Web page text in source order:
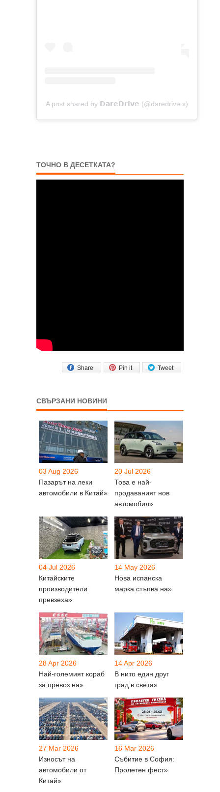
A post shared by 𝗗𝗮𝗿𝗲𝗗𝗿𝗶𝘃𝗲 (@daredrive.x)
ТОЧНО В ДЕСЕТКАТА?
Tweet
Pin it
Share
СВЪРЗАНИ НОВИНИ
03 Aug 2026
Пазарът на леки
автомобили в Китай»
20 Jul 2026
Това е най-
продаваният нов
автомобил»
04 Jul 2026
Китайските
производители
превзеха»
14 May 2026
Нова испанска
марка стъпва на»
28 Apr 2026
Най-големият кораб
за превоз на»
14 Apr 2026
В нито един друг
град в света»
27 Mar 2026
Износът на
автомобили от
Китай»
16 Mar 2026
Събитие в София:
Пролетен фест»